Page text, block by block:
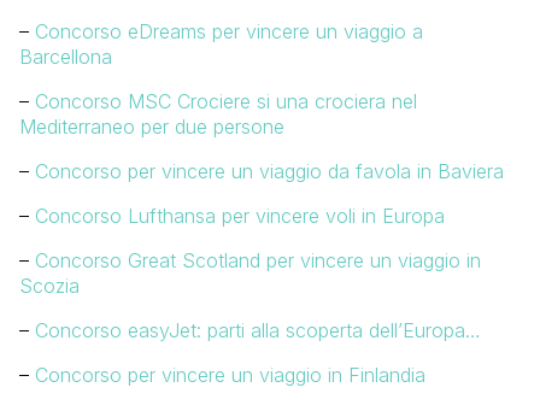
– Concorso eDreams per vincere un viaggio a
Barcellona
– Concorso MSC Crociere si una crociera nel
Mediterraneo per due persone
– Concorso per vincere un viaggio da favola in Baviera
– Concorso Lufthansa per vincere voli in Europa
– Concorso Great Scotland per vincere un viaggio in
Scozia
– Concorso easyJet: parti alla scoperta dell’Europa…
– Concorso per vincere un viaggio in Finlandia